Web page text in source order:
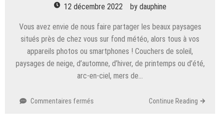
12 décembre 2022 by dauphine
Vous avez envie de nous faire partager les beaux paysages
situés près de chez vous sur fond météo, alors tous à vos
appareils photos ou smartphones ! Couchers de soleil,
paysages de neige, d’automne, d’hiver, de printemps ou d’été,
arc-en-ciel, mers de…
Commentaires fermés Continue Reading